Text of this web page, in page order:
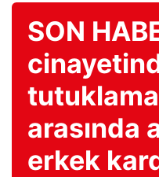
SON
arasında
erkek